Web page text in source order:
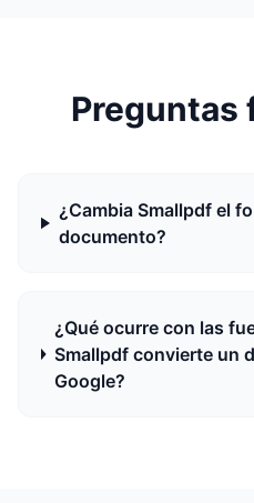
Preguntas
¿Cambia Smallpdf el
documento?
¿Qué ocurre con las
Smallpdf convierte un
Google?